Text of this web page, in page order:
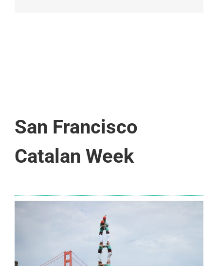
San Francisco
Catalan Week